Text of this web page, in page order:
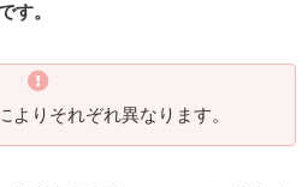
す。
りそれぞれ異なります。